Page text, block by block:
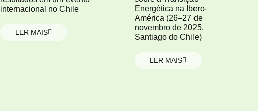
internacional no Chile
LER MAIS
Energética na Ibero-
América (26–27 de
novembro de 2025,
Santiago do Chile)
LER MAIS